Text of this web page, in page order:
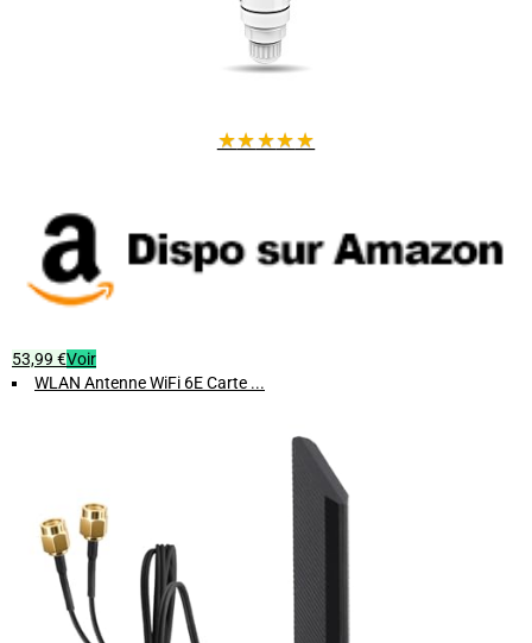
★★★★★
53,99 €Voir
WLAN Antenne WiFi 6E Carte ...